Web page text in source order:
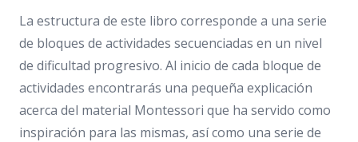
La estructura de este libro corresponde a una serie
de bloques de actividades secuenciadas en un nivel
de dificultad progresivo. Al inicio de cada bloque de
actividades encontrarás una pequeña explicación
acerca del material Montessori que ha servido como
inspiración para las mismas, así como una serie de